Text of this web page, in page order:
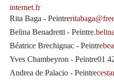
internet.fr
Rita Baga - Peintre
Belina Benadretti - Peintre.
Béatrice Brechignac - Peintre
Yves Chambeyron - Peintre01
Andrea de Palacio - Peintre